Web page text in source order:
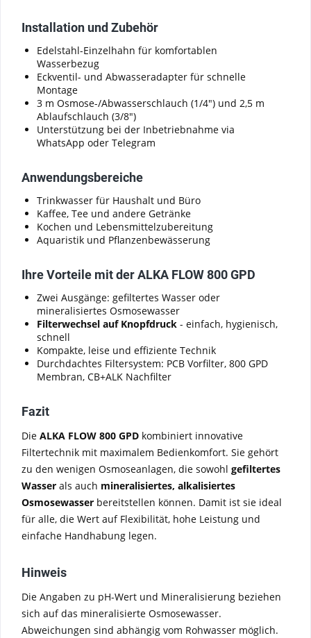
Installation und Zubehör
Edelstahl-Einzelhahn für komfortablen
Wasserbezug
Eckventil- und Abwasseradapter für schnelle
Montage
3 m Osmose-/Abwasserschlauch (1/4") und 2,5 m
Ablaufschlauch (3/8")
Unterstützung bei der Inbetriebnahme via
WhatsApp oder Telegram
Anwendungsbereiche
Trinkwasser für Haushalt und Büro
Kaffee, Tee und andere Getränke
Kochen und Lebensmittelzubereitung
Aquaristik und Pflanzenbewässerung
Ihre Vorteile mit der ALKA FLOW 800 GPD
Zwei Ausgänge: gefiltertes Wasser oder
mineralisiertes Osmosewasser
Filterwechsel auf Knopfdruck - einfach, hygienisch,
schnell
Kompakte, leise und effiziente Technik
Durchdachtes Filtersystem: PCB Vorfilter, 800 GPD
Membran, CB+ALK Nachfilter
Fazit
Die ALKA FLOW 800 GPD kombiniert innovative
Filtertechnik mit maximalem Bedienkomfort. Sie gehört
zu den wenigen Osmoseanlagen, die sowohl gefiltertes
Wasser als auch mineralisiertes, alkalisiertes
Osmosewasser bereitstellen können. Damit ist sie ideal
für alle, die Wert auf Flexibilität, hohe Leistung und
einfache Handhabung legen.
Hinweis
Die Angaben zu pH-Wert und Mineralisierung beziehen
sich auf das mineralisierte Osmosewasser.
Abweichungen sind abhängig vom Rohwasser möglich.